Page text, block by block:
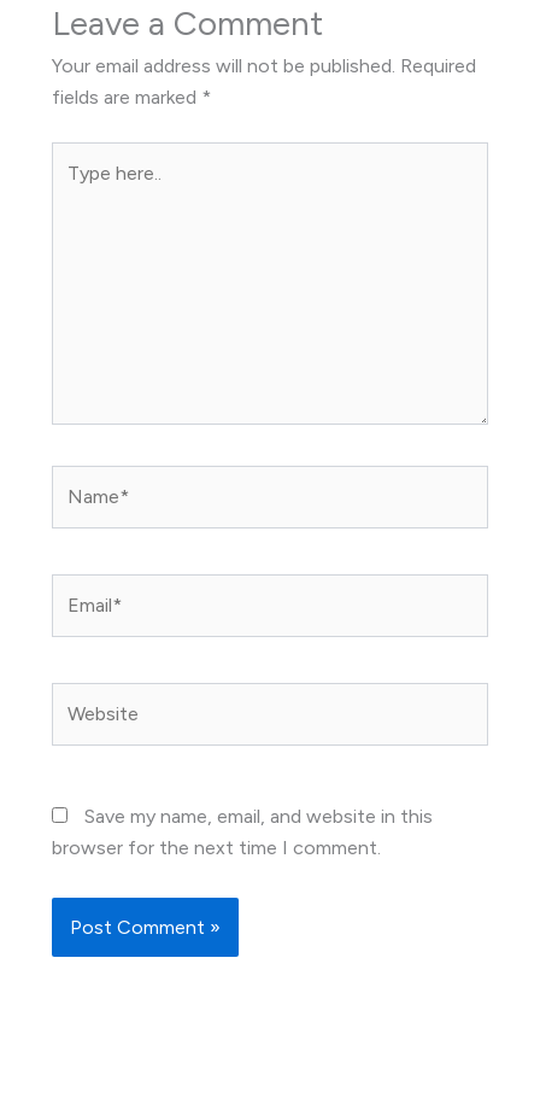
Leave a Comment
Your email address will not be published. Required
fields are marked *
here..
Save my name, email, and website in this
browser for the next time I comment.